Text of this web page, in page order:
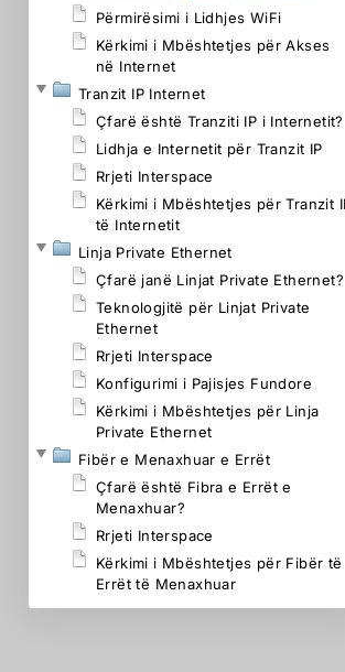
Përmirësimi i Lidhjes WiFi
Kërkimi i Mbështetjes për Akses
në Internet
Tranzit IP Internet
Çfarë është Tranziti IP i Internetit?
Lidhja e Internetit për Tranzit IP
Rrjeti Interspace
Kërkimi i Mbështetjes për Tranzit
të Internetit
Linja Private Ethernet
Çfarë janë Linjat Private Ethernet?
Teknologjitë për Linjat Private
Ethernet
Rrjeti Interspace
Konfigurimi i Pajisjes Fundore
Kërkimi i Mbështetjes për Linja
Private Ethernet
Fibër e Menaxhuar e Errët
Çfarë është Fibra e Errët e
Menaxhuar?
Rrjeti Interspace
Kërkimi i Mbështetjes për Fibër të
Errët të Menaxhuar